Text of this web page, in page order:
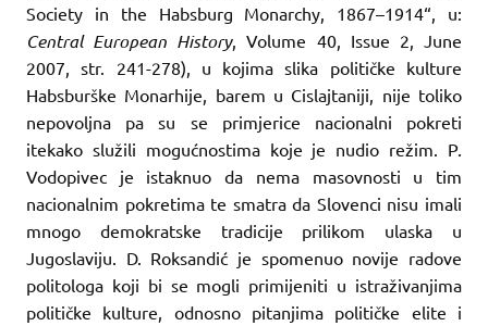
Society in the Habsburg Monarchy, 1867–1914“, u:
Central European History, Volume 40, Issue 2, June
2007, str. 241-278), u kojima slika političke kulture
Habsburške Monarhije, barem u Cislajtaniji, nije toliko
nepovoljna pa su se primjerice nacionalni pokreti
itekako služili mogućnostima koje je nudio režim. P.
Vodopivec je istaknuo da nema masovnosti u tim
nacionalnim pokretima te smatra da Slovenci nisu imali
mnogo demokratske tradicije prilikom ulaska u
Jugoslaviju. D. Roksandić je spomenuo novije radove
politologa koji bi se mogli primijeniti u istraživanjima
političke kulture, odnosno pitanjima političke elite i